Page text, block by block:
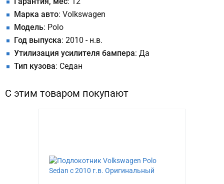
Марка авто: Volkswagen
Модель: Polo
Год выпуска: 2010 - н.в.
Утилизация усилителя бампера: Да
Тип кузова: Седан
С этим товаром покупают